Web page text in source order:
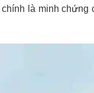
là minh chứng